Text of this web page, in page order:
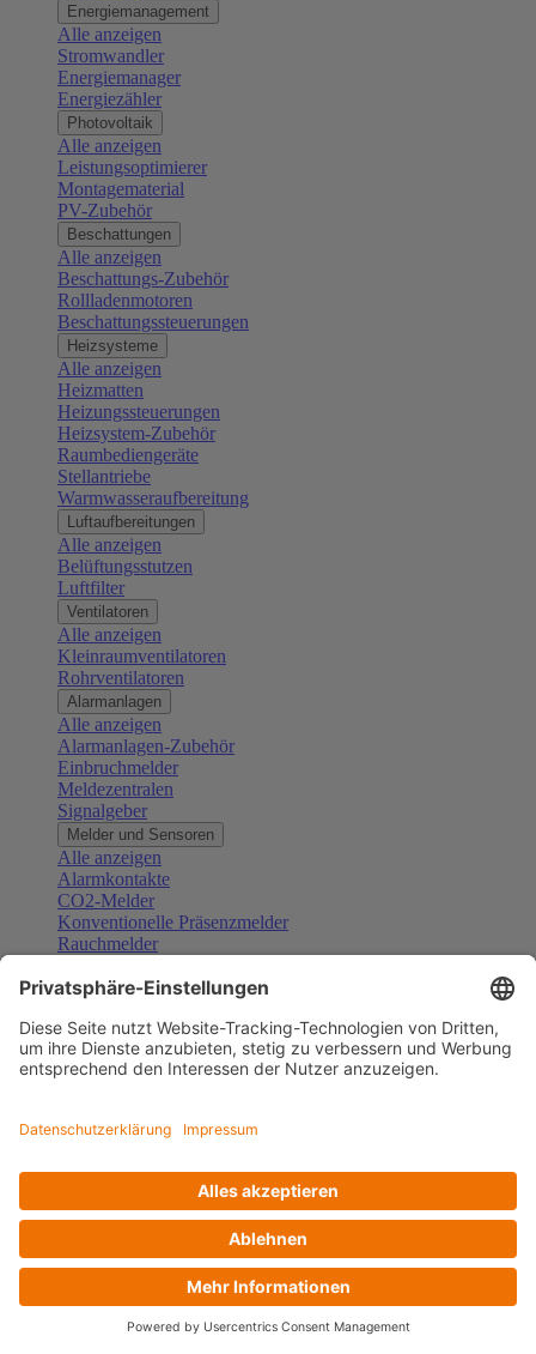
Energiemanagement
Alle anzeigen
Stromwandler
Energiemanager
Energiezähler
Photovoltaik
Alle anzeigen
Leistungsoptimierer
Montagematerial
PV-Zubehör
Beschattungen
Alle anzeigen
Beschattungs-Zubehör
Rollladenmotoren
Beschattungssteuerungen
Heizsysteme
Alle anzeigen
Heizmatten
Heizungssteuerungen
Heizsystem-Zubehör
Raumbediengeräte
Stellantriebe
Warmwasseraufbereitung
Luftaufbereitungen
Alle anzeigen
Belüftungsstutzen
Luftfilter
Ventilatoren
Alle anzeigen
Kleinraumventilatoren
Rohrventilatoren
Alarmanlagen
Alle anzeigen
Alarmanlagen-Zubehör
Einbruchmelder
Meldezentralen
Signalgeber
Melder und Sensoren
Alle anzeigen
Alarmkontakte
CO2-Melder
Konventionelle Präsenzmelder
Rauchmelder
Gefahrenmelder
Türsprechanlagen
Alle anzeigen
Außenstationen
Klingeltaster und Gongs
Sprechanlagen-Sets
Zubehör Türkommunikation
Videoüberwachung
Zubehör Videoüberwachung
Alle anzeigen